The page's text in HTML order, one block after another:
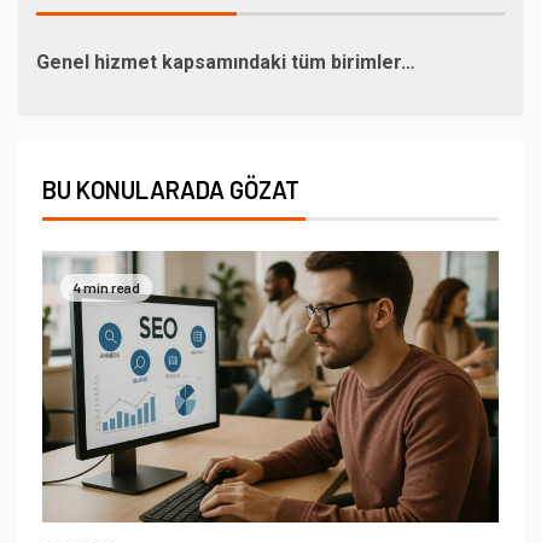
Genel hizmet kapsamındaki tüm birimler…
BU KONULARADA GÖZAT
4 min read